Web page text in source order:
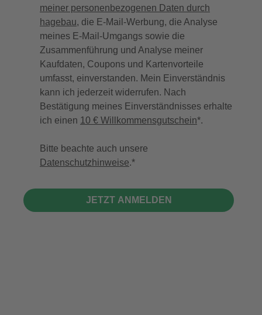
meiner personenbezogenen Daten durch
hagebau, die E-Mail-Werbung, die Analyse
meines E-Mail-Umgangs sowie die
Zusammenführung und Analyse meiner
Kaufdaten, Coupons und Kartenvorteile
umfasst, einverstanden. Mein Einverständnis
kann ich jederzeit widerrufen. Nach
Bestätigung meines Einverständnisses erhalte
ich einen 10 € Willkommensgutschein*.
Bitte beachte auch unsere
Datenschutzhinweise.
JETZT ANMELDEN